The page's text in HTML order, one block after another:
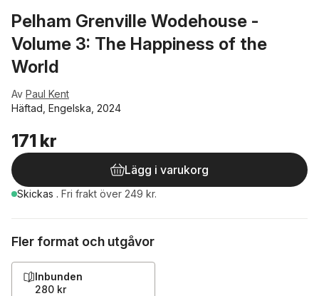
Pelham Grenville Wodehouse -
Volume 3: The Happiness of the
World
Av Paul Kent
Häftad, Engelska, 2024
171 kr
Lägg i varukorg
Skickas . Fri frakt över 249 kr.
Fler format och utgåvor
Inbunden
280 kr